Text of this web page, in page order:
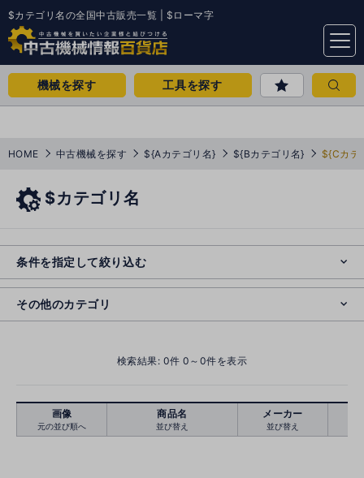
$カテゴリ名の全国中古販売一覧 | $ローマ字
menu
機械を探す 工具を探す
HOME 中古機械を探す ${Aカテゴリ名} ${Bカテゴリ名} ${Cカテ
$カテゴリ名
条件を指定して絞り込む
その他のカテゴリ
o
s
e
検索結果: 0件 0～0件を表示
画像
元の並び順へ
商品名
並び替え
メーカー
並び替え